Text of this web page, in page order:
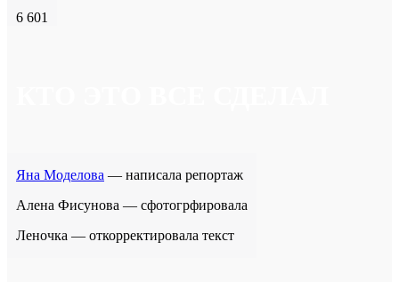
6 601
Яна Моделова — написала репортаж
Алена Фисунова — сфотогрфировала
Леночка — откорректировала текст